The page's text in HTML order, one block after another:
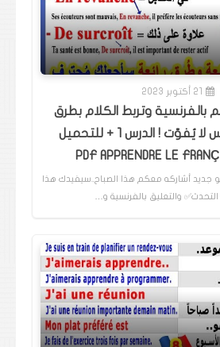
21 أكتوبر 2023
وتربط الكلام بطرق
وجمل رائعة درس لا يُفوّت ! الدرس 1 + للتحميل
جديد أشاركه معكم هذا الصباح..سيفيدك هذا
والتعليق بالفرنسية و…